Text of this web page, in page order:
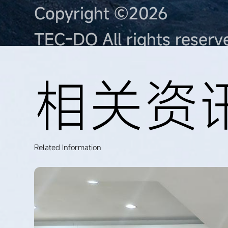
Copyright ©2026
TEC-DO All rights
相关资
Related Information